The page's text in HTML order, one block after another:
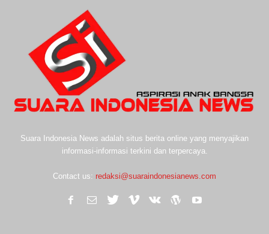
Suara Indonesia News adalah situs berita online yang menyajikan
informasi-informasi terkini dan terpercaya.
Contact us: redaksi@suaraindonesianews.com